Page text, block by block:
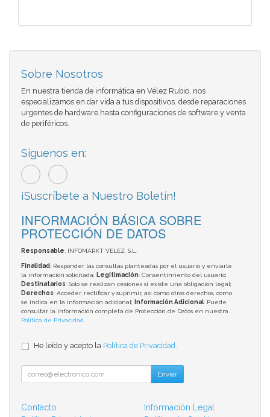
Sobre Nosotros
En nuestra tienda de informática en Vélez Rubio, nos
especializamos en dar vida a tus dispositivos. desde reparaciones
urgentes de hardware hasta configuraciones de software y venta
de periféricos.
Síguenos en:
¡Suscríbete a Nuestro Boletín!
INFORMACIÓN BÁSICA SOBRE
PROTECCIÓN DE DATOS
Responsable: INFOMARKT VELEZ, S.L.
Finalidad: Responder las consultas planteadas por el usuario y enviarle
la información solicitada; Legitimación: Consentimiento del usuario;
Destinatarios: Solo se realizan cesiones si existe una obligación legal;
Derechos: Acceder, rectificar y suprimir, así como otros derechos, como
se indica en la información adicional;
Información Adicional: Puede
consultar la información completa de Protección de Datos en nuestra
Política de Privacidad
He leído y acepto la Política de Privacidad
Enviar
Contacto
Información Legal